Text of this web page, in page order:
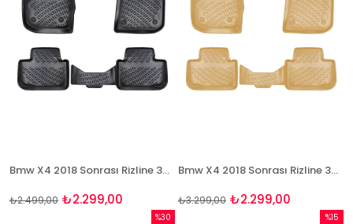
Bmw X4 2018 Sonrası Rizline 3D Havuzlu Paspas
₺2.299,00
₺2.499,00
Bmw X4 2018 Sonrası Rizline 3D Havuzlu BEJ Paspas
₺2.299,00
₺3.299,00
%30
%15